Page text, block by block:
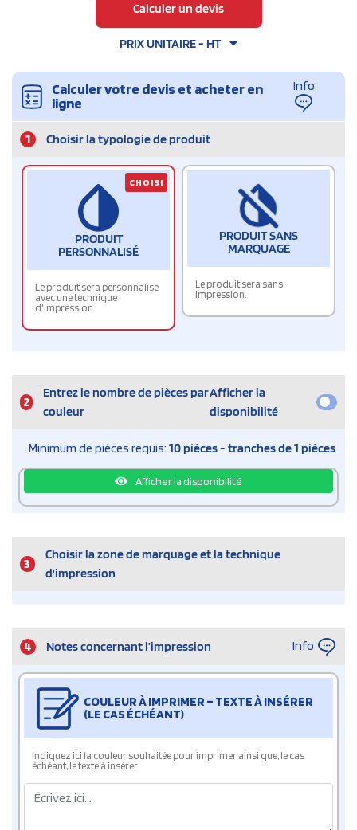
Calculer un devis
PRIX UNITAIRE - HT
Calculer votre devis et acheter en
ligne
Info
1 Choisir la typologie de produit
PRODUIT
PERSONNALISÉ
Le produit sera personnalisé
avec une technique
d'impression
CHOISI
PRODUIT SANS
MARQUAGE
Le produit sera sans
impression.
2
Entrez le nombre de pièces par
couleur
Afficher la
disponibilité
Minimum de pièces requis: 10 pièces - tranches de 1 pièces
Afficher la disponibilité
3
Choisir la zone de marquage et la technique
d'impression
4 Notes concernant l’impression Info
COULEUR À IMPRIMER – TEXTE À INSÉRER
(LE CAS ÉCHÉANT)
Indiquez ici la couleur souhaitée pour imprimer ainsi que, le cas
échéant, le texte à insérer